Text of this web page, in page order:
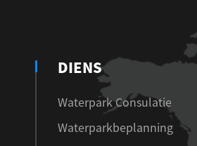
DIENS
Waterpark Consulatie
Waterparkbeplanning